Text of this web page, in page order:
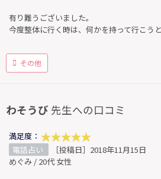
有り難うございました。
今度整体に行く時は、何かを持って行こう
その他
わそうび 先生への口コミ
満足度：
電話占い
［投稿日］2018年11月15日
めぐみ / 20代 女性